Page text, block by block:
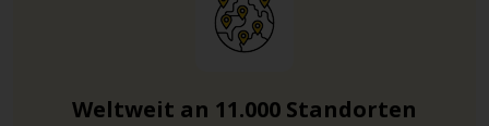
Weltweit an 11.000 Standorten